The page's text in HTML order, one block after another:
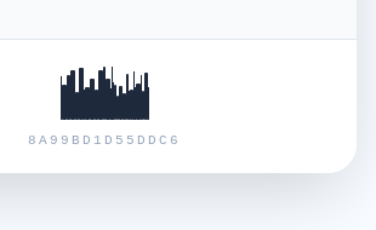
8A99BD1D55DDC6